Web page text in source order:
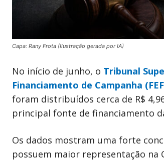
Capa: Rany Frota (Ilustração gerada por IA)
No início de junho, o Tribunal
Financiamento de Campanha
foram distribuídos cerca de R$
principal fonte de financiamento
Os dados mostram uma forte
possuem maior representação na